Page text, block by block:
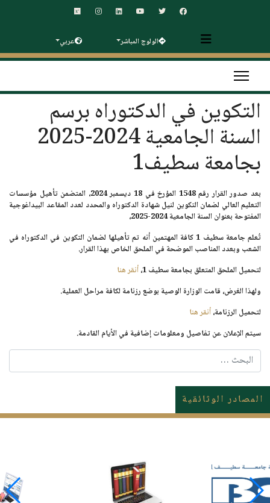
الولوج المباشر عربي
التكوين في الدكتوراه برسم
السنة الجامعية 2024-2025
بجامعة سطيف1
بعد صدور القرار رقم 1548 المؤرخ في 18 ديسمبر 2024
، المتضمن تأهيل مؤسسات
التعليم العالي لضمان التكوين لنيلشهادة الدكتوراه والمحدد لعدد المقاعد البيداغوجية
المفتوحة بعنوانالسنة الجامعية 2024-2025
،
تُعلم جامعة سطيف 1 كافة المهتمين أنه تم تأهيلها لضمان التكوين في الدكتوراه في
الشعب وبعدد المناصب الموضحة في الملحق الخاص بهذا القرار.
لتحميل الملحق المتعلق بجامعة سطيف 1،
أنقر هنا
ولهذا الغرض، قامت الوزارة الوصية بوضع رزنامة لكافة مراحل العملية.
لتحميل الرزنامة،أنقر هنا
سيتم الإعلان عن تفاصيل ومعلومات إضافية في الأيام القادمة.
البحث
المصادر الوثائقية